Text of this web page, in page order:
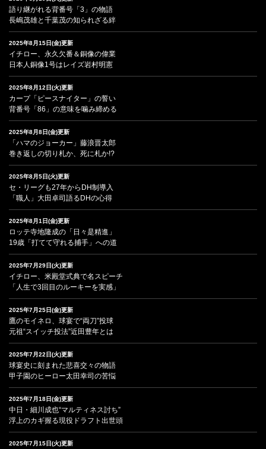
語り継がれる背番号「3」の物語
長嶋茂雄と千葉茂の知られざる絆
2025年8月15日(金)更新
イチロー、永久欠番＆銅像の偉業
日本人銅像1号はレイズ岩村明憲
2025年8月12日(火)更新
カープ「ピースナイター」の誓い
背番号「86」の意味を噛み締める
2025年8月8日(金)更新
「ハマのジョーカー」藤浪晋太郎
巻き返しの切り札か、死に札か!?
2025年8月5日(火)更新
セ・リーグも27年からDH制導入
「職人」大田卓司語るDHの心得
2025年8月1日(金)更新
ロッテ寺地隆成の「日々是精進」
19歳「打てて守れる捕手」への道
2025年7月29日(火)更新
イチロー、米殿堂式典で名スピーチ
「人生で3回目のルーキーを実感」
2025年7月25日(金)更新
鷹のモイネロ、球宴で“両刀”投球
元祖“スイッチ投法”近田豊年とは
2025年7月22日(火)更新
球宴史に刻まれた悲喜交々の物語
甲子園のヒーロー太田幸司の苦悩
2025年7月18日(金)更新
中日・細川成也“マルティネス討ち”
浮上のカギ握る現役ドラフト出世頭
2025年7月15日(火)更新